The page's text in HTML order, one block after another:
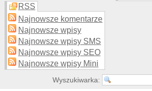
RSS
Najnowsze komentarze
Najnowsze wpisy
Najnowsze wpisy SMS
Najnowsze wpisy SEO
Najnowsze wpisy Mini
Wyszukiwarka: